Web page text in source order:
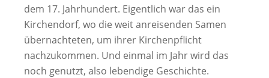
dem 17. Jahrhundert. Eigentlich war das ein
Kirchendorf, wo die weit anreisenden Samen
übernachteten, um ihrer Kirchenpflicht
nachzukommen. Und einmal im Jahr wird das
noch genutzt, also lebendige Geschichte.